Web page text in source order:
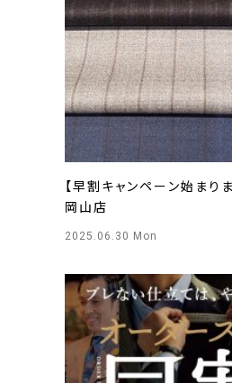
【早割キャンペーン始まり
岡山店
2025.06.30 Mon